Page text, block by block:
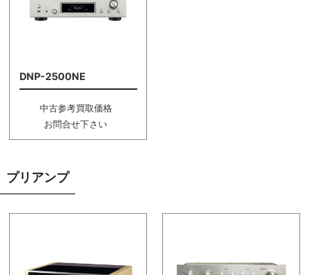
DNP-2500NE
中古参考買取価格
お問合せ下さい
プリアンプ